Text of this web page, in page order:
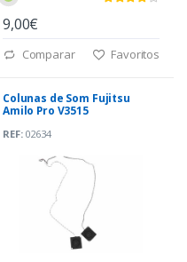
9,00€
Comparar Favoritos
Colunas de Som Fujitsu
Amilo Pro V3515
REF:02634